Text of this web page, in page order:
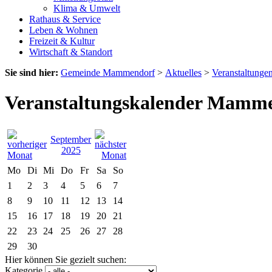
Klima & Umwelt
Rathaus & Service
Leben & Wohnen
Freizeit & Kultur
Wirtschaft & Standort
Sie sind hier: Gemeinde Mammendorf> Aktuelles > Veranstaltungen
Veranstaltungskalender
September
2025
Mo
Di Mi Do Fr Sa
So
1
2 3 4 5 6
7
8
9 10 11 12 13
14
15
16 17 18 19 20
21
22
23 24 25 26 27
28
29
30
Hier können Sie gezielt suchen: